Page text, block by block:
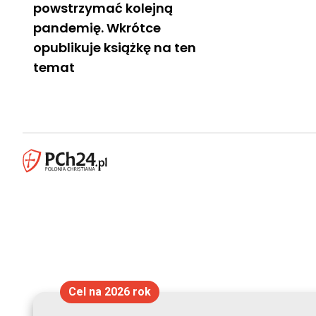
powstrzymać kolejną
pandemię. Wkrótce
opublikuje książkę na ten
temat
Cel na 2026 rok